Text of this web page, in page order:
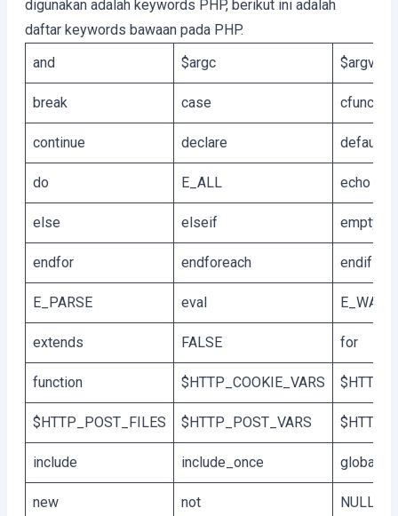
digunakan adalah keywords PHP, berikut ini adalah
daftar keywords bawaan pada PHP.
and
$argc $argv
break case cfunction
continue declare default
do E_ALL echo
else elseif empty
endfor endforeach endif
E_PARSE eval
extends FALSE for
function $HTTP_COOKIE_VARS
$HTTP_POST_FILES $HTTP_POST_VARS
include include_once global
new not NULL